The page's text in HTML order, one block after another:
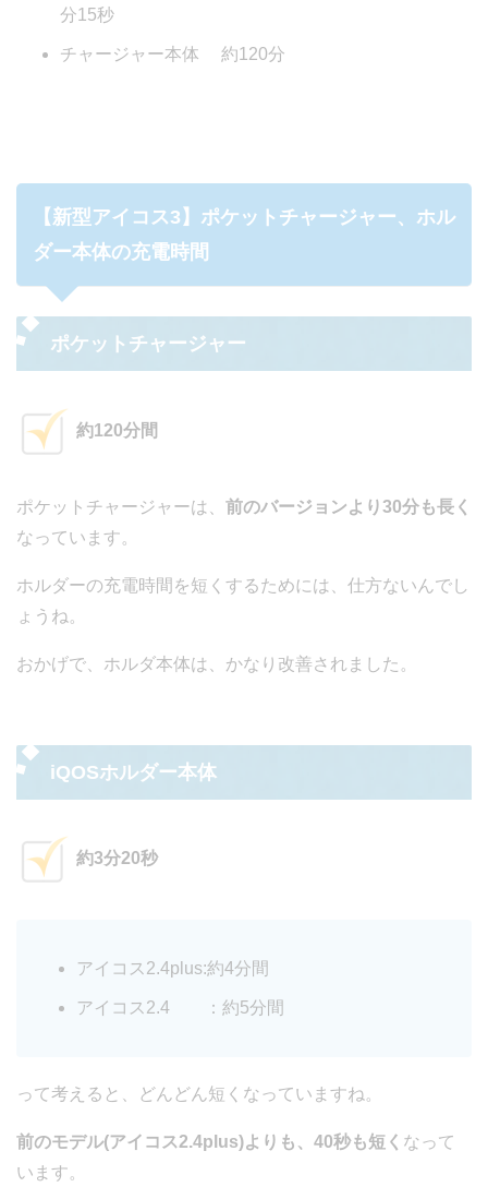
分15秒
チャージャー本体 約120分
【新型アイコス3】ポケットチャージャー、ホル
ダー本体の充電時間
ポケットチャージャー
約120分間
ポケットチャージャーは、 前のバージョンより30分も長く
なっています。
ホルダーの充電時間を短くするためには、仕方ないんでし
ょうね。
おかげで、ホルダ本体は、かなり改善されました。
iQOSホルダー本体
約3分20秒
アイコス2.4plus:約4分間
アイコス2.4 ：約5分間
って考えると、どんどん短くなっていますね。
前のモデル(アイコス2.4plus)よりも、40秒も短く なって
います。